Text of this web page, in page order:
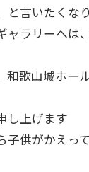
と言いたくな
ャラリーへは
和歌山城ホー
し上げます
子供がかえっ